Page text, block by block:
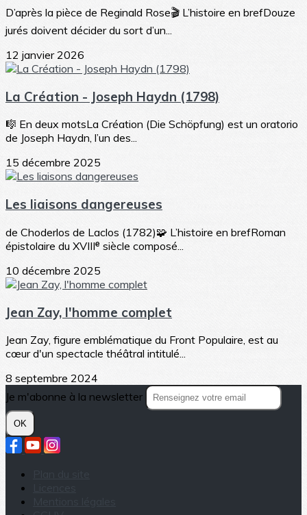
D’après la pièce de Reginald Rose🎬 L’histoire en brefDouze
jurés doivent décider du sort d’un...
12 janvier 2026
La Création - Joseph Haydn (1798)
🎼 En deux motsLa Création (Die Schöpfung) est un oratorio
de Joseph Haydn, l’un des...
15 décembre 2025
Les liaisons dangereuses
de Choderlos de Laclos (1782)🧩 L’histoire en brefRoman
épistolaire du XVIIIᵉ siècle composé...
10 décembre 2025
Jean Zay, l'homme complet
Jean Zay, figure emblématique du Front Populaire, est au
cœur d'un spectacle théâtral intitulé...
8 septembre 2024
Je m'abonne à la newsletter
OK